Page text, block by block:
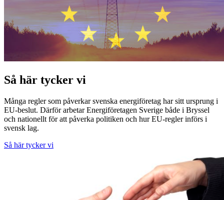
Så här tycker vi
Många regler som påverkar svenska energiföretag har sitt ursprung i
EU-beslut. Därför arbetar Energiföretagen Sverige både i Bryssel
och nationellt för att påverka politiken och hur EU-regler införs i
svensk lag.
Så här tycker vi